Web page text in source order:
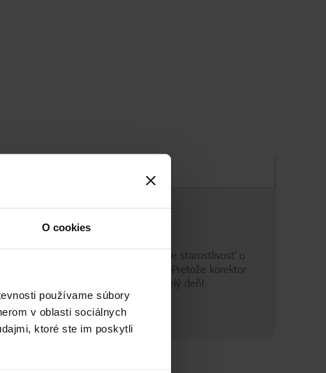
O cookies
používame súbory
v oblasti sociálnych
ktoré ste im poskytli
vrásky a jemné linky. Korektor pre starostlivosť o
zásobenej taštičke na mejkap. Pretože korektor
jemné linky. Pre sviežu pleť - po celý deň!
krém, dnes sú to výrobky určené na starostlivosť
Zloženie